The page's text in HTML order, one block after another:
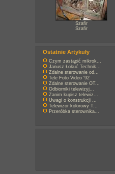
Szafir
Szafir
Ostatnie Artykuły
Czym zastąpić mikrok...
Janusz Łokuć Technik...
Zdalne sterowanie od...
Tele Foto Video '92
Zdalne sterowanie OT...
Odbiorniki telewizyj...
Zanim kupisz telewiz...
Uwagi o konstrukcji ...
Telewizor kolorowy T...
Przeróbka sterownika...